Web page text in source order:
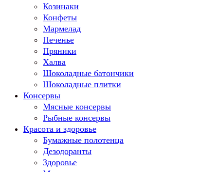
Козинаки
Конфеты
Мармелад
Печенье
Пряники
Халва
Шоколадные батончики
Шоколадные плитки
Консервы
Мясные консервы
Рыбные консервы
Красота и здоровье
Бумажные полотенца
Дезодоранты
Здоровье